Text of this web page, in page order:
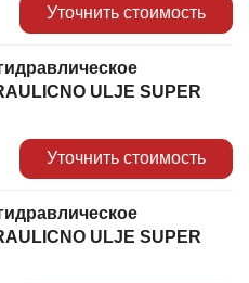
Уточнить стоимость
ULJE SUPER
Уточнить стоимость
ULJE SUPER